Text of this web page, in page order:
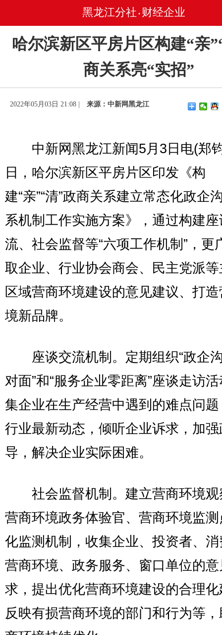
黑龙江分社 • 财经企业
哈尔滨新区平房片区构建“亲
商关系亮“实招”
2022年05月03日 21:08 | 来源：中新网黑龙江
中新网黑龙江新闻5月3日电(郑
日，哈尔滨新区平房片区印发《构
建“亲”“清”政商关系建立常态化政企
系机制工作实施方案》，通过构建
流、社会监督等“六项工作机制”，更
取企业、行业协会商会、民主党派
区域营商环境建设的意见建议、打
境新品牌。
座谈交流机制。定期组织“政企
对面”和“服务企业零距离”座谈走访
集企业在生产经营中遇到的难点问
行业最新动态，倾听企业诉求，加
导，解决企业实际困难。
社会监督机制。建立营商环境观
营商环境政务体验官、营商环境监
化监测机制，收集企业、投资者、
营商环境、政务服务、窗口单位的
求，提出优化营商环境建设的合理
反映有损营商环境的部门和行为等